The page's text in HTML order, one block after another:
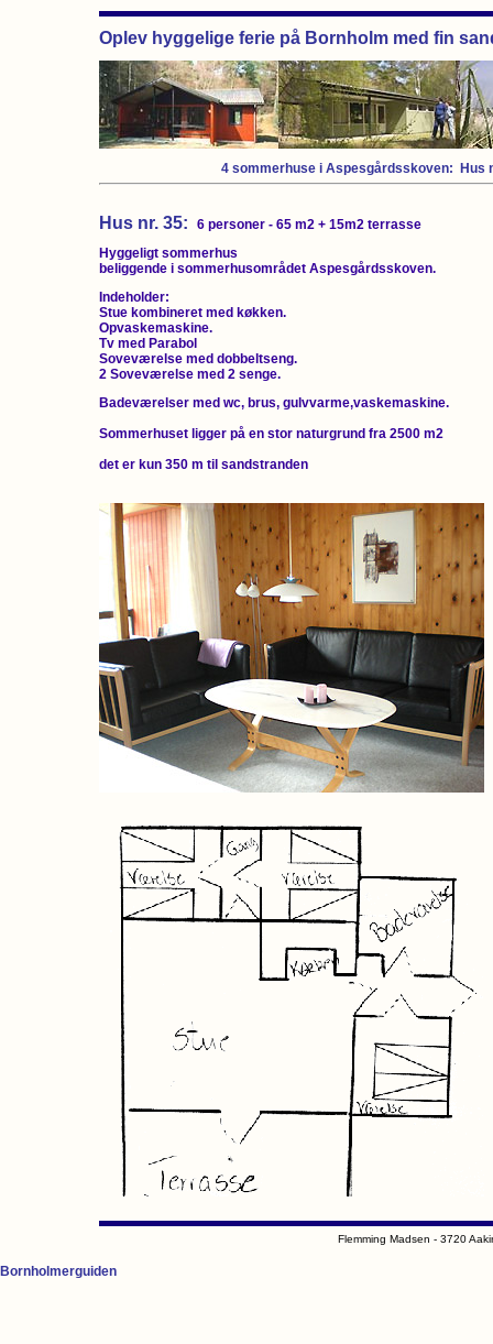
Oplev hyggelige ferie på Bornholm med fin
4 sommerhuse i Aspesgårdsskoven: Hus
Hus nr. 35:
6 personer - 65 m2 + 15m2 terrasse
Hyggeligt sommerhus
beliggende i sommerhusområdet Aspesgårdsskoven.
Indeholder:
Stue kombineret med køkken.
Opvaskemaskine.
Tv med Parabol
Soveværelse med dobbeltseng.
2 Soveværelse med 2 senge.
Badeværelser med wc, brus, gulvvarme,vaskemaskine.
Sommerhuset ligger på en stor naturgrund fra 2500 m2
det er kun 350 m til sandstranden
Flemming Madsen - 3720
Bornholmerguiden